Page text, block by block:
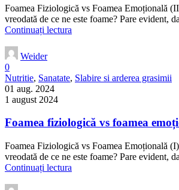
Foamea Fiziologică vs Foamea Emoțională
vreodată de ce ne este foame? Pare evident,
Continuați lectura
Weider
0
Nutritie, Sanatate, Slabire si arderea grasimii
01 aug. 2024
1 august 2024
Foamea fiziologică vs foamea
Foamea Fiziologică vs Foamea Emoțională
vreodată de ce ne este foame? Pare evident,
Continuați lectura